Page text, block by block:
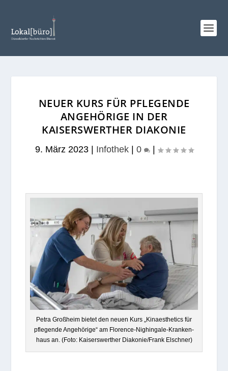
NEUER KURS FÜR PFLEGENDE
ANGEHÖRIGE IN DER
KAISERSWERTHER DIAKONIE
9. März 2023| Infothek| 0 |
Petra Groß­heim bie­tet den neuen Kurs „Kin­aes­the­tics für
pfle­gende Ange­hö­rige“ am Flo­rence-Nig­hin­gale-Kran­ken­
haus an. (Foto: Kai­sers­wert­her Diakonie/Frank Elschner)